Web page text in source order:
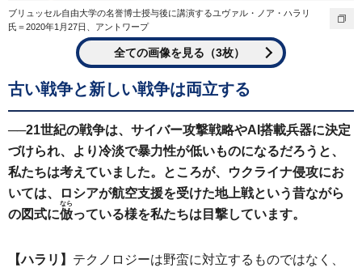
ブリュッセル自由大学の名誉博士授与後に講演するユヴァル・ノア・ハラリ
氏＝2020年1月27日、アントワープ
全ての画像を見る（3枚）
古い戦争と新しい戦争は両立する
──21世紀の戦争は、サイバー攻撃戦略やAI搭載兵器に決定
づけられ、より冷淡で暴力性が低いものになるだろうと、
私たちは考えていました。ところが、ウクライナ侵攻にお
いては、ロシアが航空支援を受けた地上戦という昔ながら
の図式に倣
なら
っている様を私たちは目撃しています。
【ハラリ】 テクノロジーは野蛮に対立するものではなく、